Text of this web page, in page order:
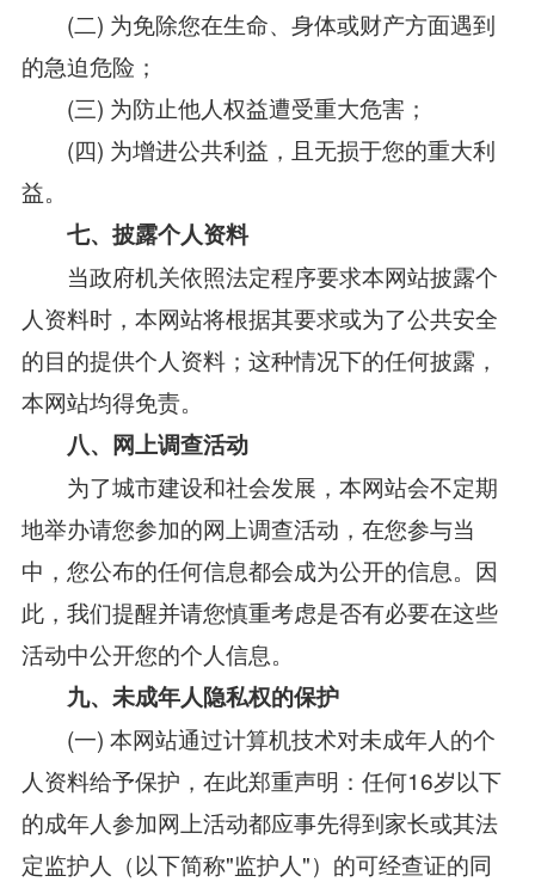
(二) 为免除您在生命、身体或财产方面遇到
的急迫危险；
(三) 为防止他人权益遭受重大危害；
(四) 为增进公共利益，且无损于您的重大利
益。
七、披露个人资料
当政府机关依照法定程序要求本网站披露个
人资料时，本网站将根据其要求或为了公共安全
的目的提供个人资料；这种情况下的任何披露，
本网站均得免责。
八、网上调查活动
为了城市建设和社会发展，本网站会不定期
地举办请您参加的网上调查活动，在您参与当
中，您公布的任何信息都会成为公开的信息。因
此，我们提醒并请您慎重考虑是否有必要在这些
活动中公开您的个人信息。
九、未成年人隐私权的保护
(一) 本网站通过计算机技术对未成年人的个
人资料给予保护，在此郑重声明：任何16岁以下
的成年人参加网上活动都应事先得到家长或其法
定监护人（以下简称"监护人"）的可经查证的同